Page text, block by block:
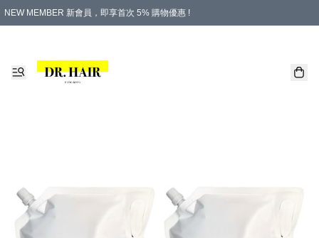
NEW MEMBER 新會員，即享首次 5% 購物優惠 !